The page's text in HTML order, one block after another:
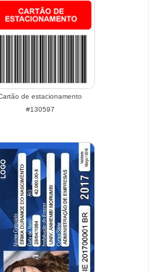
de estacionamento
#130597